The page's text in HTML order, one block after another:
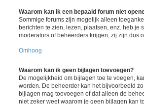
Waarom kan ik een bepaald forum niet
Sommige forums zijn mogelijk alleen
berichten te zien, lezen, plaatsen, enz. heb
moderators of beheerders krijgen, zij zijn dus
Omhoog
Waarom kan ik geen bijlagen toevoegen?
De mogelijkheid om bijlagen toe te voegen,
worden. De beheerder kan het bijvoorbeeld
bijlagen mag toevoegen of dat alleen de
niet zeker weet waarom je geen bijlagen kan